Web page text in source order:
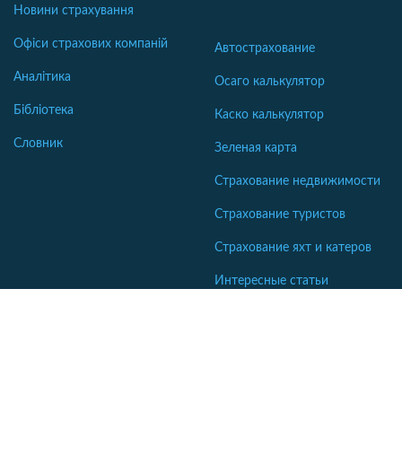
Новини страхування
Офіси страхових компаній
Аналітика
Бібліотека
Словник
Автострахование
Осаго калькулятор
Каско калькулятор
Зеленая карта
Страхование недвижимости
Страхование туристов
Страхование яхт и катеров
Интересные статьи